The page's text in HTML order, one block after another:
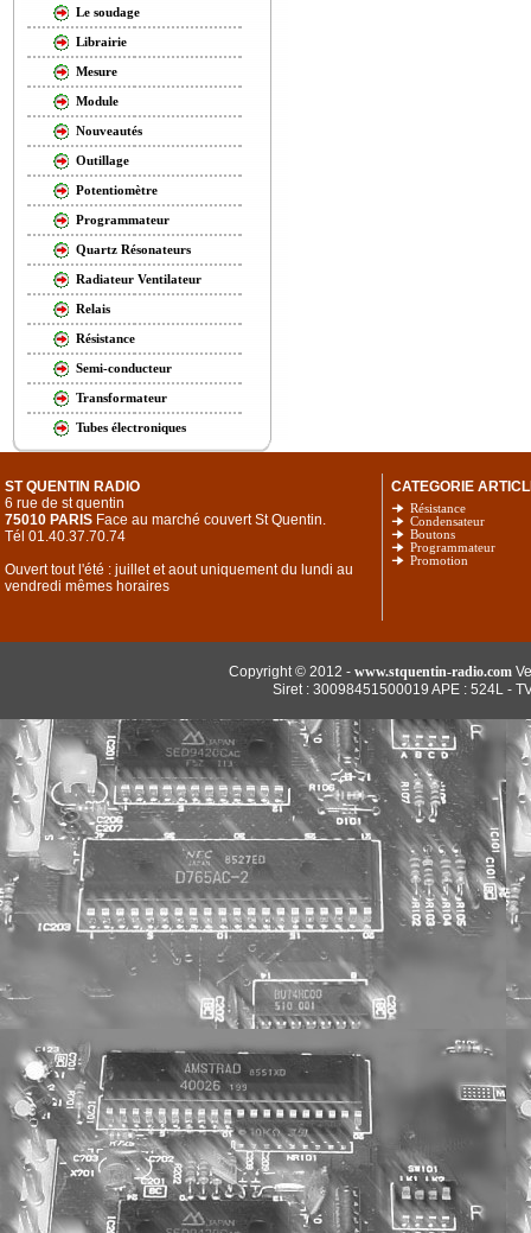
Le soudage
Librairie
Mesure
Module
Nouveautés
Outillage
Potentiomètre
Programmateur
Quartz Résonateurs
Radiateur Ventilateur
Relais
Résistance
Semi-conducteur
Transformateur
Tubes électroniques
ST QUENTIN RADIO
6 rue de st quentin
75010 PARIS Face au marché couvert St Quentin.
Tél 01.40.37.70.74
Ouvert tout l'été : juillet et aout uniquement du lundi au
vendredi mêmes horaires
CATEGORIE
Résistance
Condensateur
Boutons
Programmateur
Promotion
Copyright © 2012 - www.stquentin-radio.com
Siret : 30098451500019 APE : 524L -